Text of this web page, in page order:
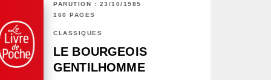
PARUTION : 23/10/1985
160 PAGES
CLASSIQUES
LE BOURGEOIS
GENTILHOMME